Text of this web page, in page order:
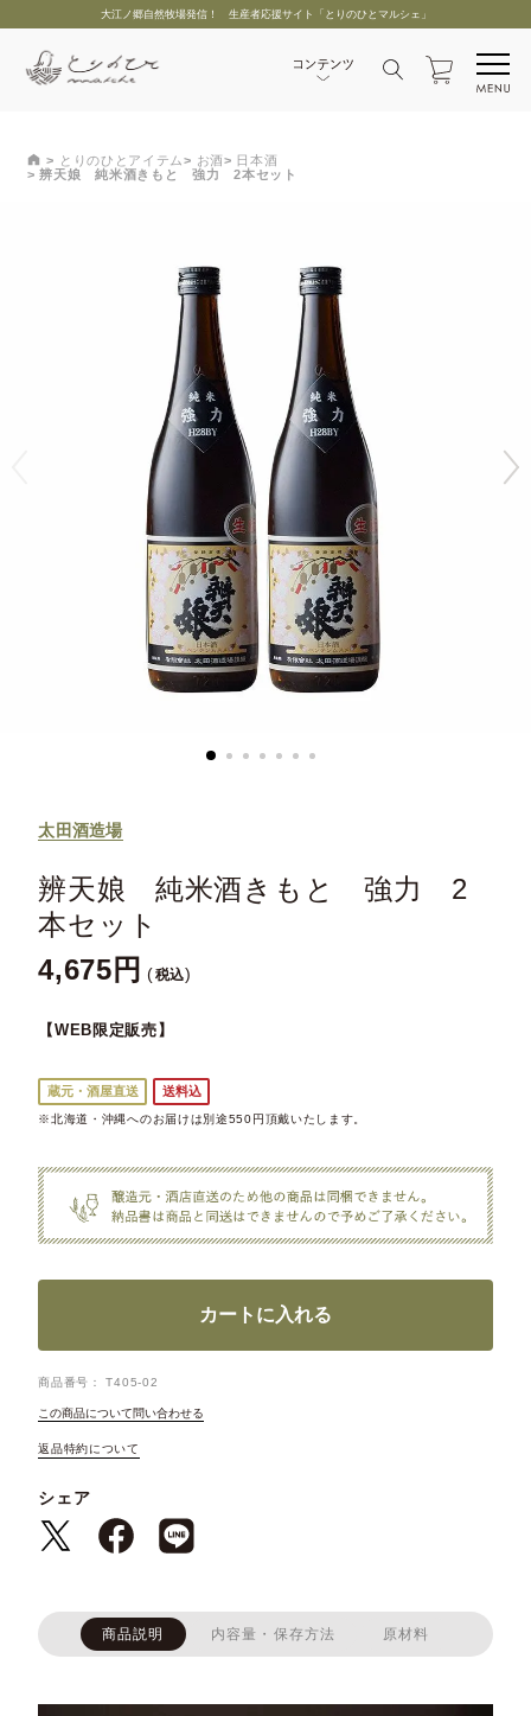
大江ノ郷自然牧場発信！ 生産者応援サイト「とりのひとマルシェ」
とりのひとアイテム お酒
日本酒
辨天娘 純米酒きもと 強力 2本セット
太田酒造場
辨天娘 純米酒きもと 強力 2
本セット
4,675 税込
【WEB限定販売】
蔵元・酒屋直送 送料込
※北海道・沖縄へのお届けは別途550円頂戴いたします。
カートに入れる
商品番号 T405-02
この商品について問い合わせる
返品特約について
シェア
商品説明 内容量・保存方法 原材料